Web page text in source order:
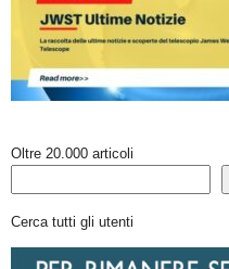
Oltre 20.000 articoli
Cerca tutti gli utenti